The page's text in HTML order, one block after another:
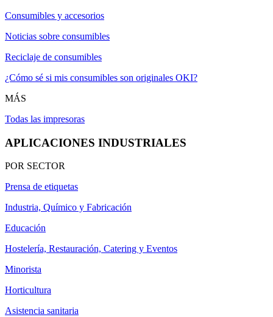
Consumibles y accesorios
Noticias sobre consumibles
Reciclaje de consumibles
¿Cómo sé si mis consumibles son originales OKI?
MÁS
Todas las impresoras
APLICACIONES INDUSTRIALES
POR SECTOR
Prensa de etiquetas
Industria, Químico y Fabricación
Educación
Hostelería, Restauración, Catering y Eventos
Minorista
Horticultura
Asistencia sanitaria